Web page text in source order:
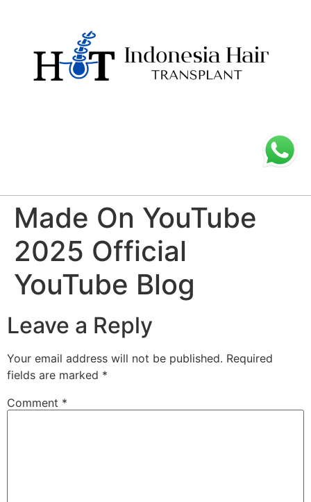
Made On YouTube
2025 Official
YouTube Blog
Leave a Reply
Your email address will not be published. Required
fields are marked *
Comment *